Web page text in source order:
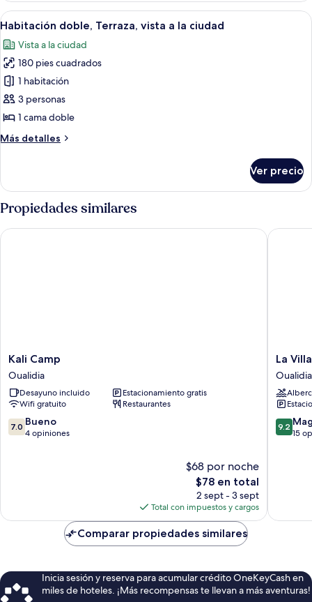
Terraza,
vista
la
ciudad
Abrir
todas
las
fotos
de
Habitación
doble,
vista
ciudad
Cortinas blackout, cunas gratuitas,
4
Habitación doble, Terraza, vista a la ciudad
Vista a la ciudad
180 pies cuadrados
1 habitación
3 personas
1 cama doble
Más detalles
Más
doble,
Terraza,
vista
la
Ver precio
Propiedades similares
Kali
Camp
Oualidia
Kali Camp
Oualidia
Desayuno incluido
Estacionamiento gratis
Wifi gratuito
Restaurantes
7.0
de
7.0 Bueno
4 opiniones
$68 por noche
El
precio
actual
es
de
$78
$78 en total
2 sept - 3 sept
Total con impuestos y cargos
Kali Camp
La
Villa
Joubert
Oualidia
La
Oualidia
9.2
de
9.2
15
La Villa
Comparar propiedades similares
Inicia sesión y reserva para acumular crédito OneKeyCash en
miles de hoteles. ¡Más recompensas te llevan a más aventuras!